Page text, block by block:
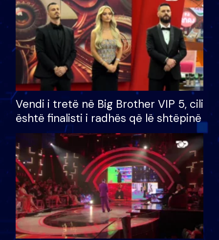
Vendi i tretë në Big Brother VIP 5, cili
është finalisti i radhës që lë shtëpinë